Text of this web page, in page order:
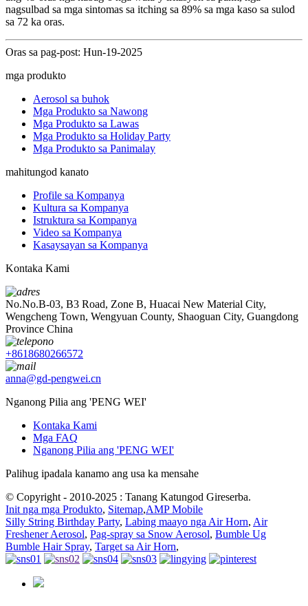
nagsulbad sa mga sintomas sa itching sa 89% sa mga kaso sa sulod
sa 72 ka oras.
Oras sa pag-post: Hun-19-2025
mga produkto
Aerosol sa buhok
Mga Produkto sa Nawong
Mga Produkto sa Lawas
Mga Produkto sa Holiday Party
Mga Produkto sa Panimalay
mahitungod kanato
Profile sa Kompanya
Kultura sa Kompanya
Istruktura sa Kompanya
Video sa Kompanya
Kasaysayan sa Kompanya
Kontaka Kami
No.No.B-03, B3 Road, Zone B, Huacai New Material City,
Wengcheng Town, Wengyuan County, Shaoguan City, Guangdong
Province China
+8618680266572
anna@gd-pengwei.cn
Nganong Pilia ang 'PENG WEI'
Kontaka Kami
Mga FAQ
Nganong Pilia ang 'PENG WEI'
Palihug ipadala kanamo ang usa ka mensahe
© Copyright - 2010-2025 : Tanang Katungod Gireserba.
Init nga mga Produkto, Sitemap,AMP Mobile
Silly String Birthday Party, Labing maayo nga Air Horn, Air
Freshener Aerosol, Pag-spray sa Snow Aerosol, Bumble Ug
Bumble Hair Spray, Target sa Air Horn,